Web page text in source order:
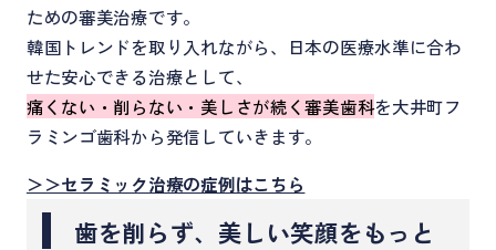
ための審美治療です。
韓国トレンドを取り入れながら、日本の医療水準に合わ
せた安心できる治療として、
痛くない・削らない・美しさが続く審美歯科を大井町フ
ラミンゴ歯科から発信していきます。
＞＞セラミック治療の症例はこちら
歯を削らず、美しい笑顔をもっと